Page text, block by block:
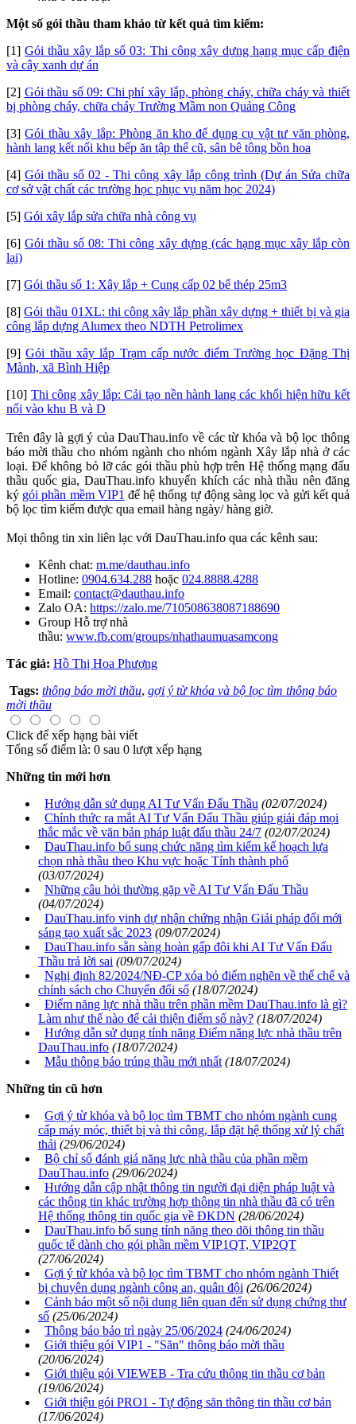
Một số gói thầu tham khảo từ kết quả tìm kiếm:
[1]Gói thầu xây lắp số 03: Thi công xây dựng hạng mục cấp điện
và cây xanh dự án
[2] Gói thầu số 09: Chi phí xây lắp, phòng cháy, chữa cháy và thiết
bị phòng cháy, chữa cháy Trường Mầm non Quảng Công
[3]Gói thầu xây lắp: Phòng ăn kho để dụng cụ vật tư văn phòng,
hành lang kết nối khu bếp ăn tập thể cũ, sân bê tông bồn hoa
[4]Gói thầu số 02 - Thi công xây lắp công trình (Dự án Sửa chữa
cơ sở vật chất các trường học phục vụ năm học 2024)
[5] Gói xây lắp sửa chữa nhà công vụ
[6]Gói thầu số 08: Thi công xây dựng (các hạng mục xây lắp còn
lại)
[7] Gói thầu số 1: Xây lắp + Cung cấp 02 bể thép 25m3
[8]Gói thầu 01XL: thi công xây lắp phần xây dựng + thiết bị và gia
công lắp dựng Alumex theo NDTH Petrolimex
[9]Gói thầu xây lắp Trạm cấp nước điểm Trường học Đặng Thị
Mành, xã Bình Hiệp
[10] Thi công xây lắp: Cải tạo nền hành lang các khối hiện hữu kết
nối vào khu B và D
Trên đây là gợi ý của DauThau.info về các từ khóa và bộ lọc thông
báo mời thầu cho nhóm ngành cho nhóm ngành Xây lắp nhà ở các
loại. Để không bỏ lỡ các gói thầu phù hợp trên Hệ thống mạng đấu
thầu quốc gia, DauThau.info khuyến khích các nhà thầu nên đăng
ký gói phần mềm VIP1 để hệ thống tự động sàng lọc và gửi kết quả
bộ lọc tìm kiếm được qua email hàng ngày/ hàng giờ.
Mọi thông tin xin liên lạc với DauThau.info qua các kênh sau:
Kênh chat: m.me/dauthau.info
Hotline: 0904.634.288 hoặc 024.8888.4288
Email: contact@dauthau.info
Zalo OA: https://zalo.me/710508638087188690
Group Hỗ trợ nhà
thầu: www.fb.com/groups/nhathaumuasamcong
Tác giả: Hồ Thị Hoa Phượng
Tags: thông báo mời thầu, gợi ý từ khóa và bộ lọc tìm thông báo
mời thầu
Click để xếp hạng bài viết
Tổng số điểm là: 0 sau 0 lượt xếp hạng
Những tin mới hơn
Hướng dẫn sử dụng AI Tư Vấn Đấu Thầu (02/07/2024)
Chính thức ra mắt AI Tư Vấn Đấu Thầu giúp giải đáp mọi
thắc mắc về văn bản pháp luật đấu thầu 24/7 (02/07/2024)
DauThau.info bổ sung chức năng tìm kiếm kế hoạch lựa
chọn nhà thầu theo Khu vực hoặc Tỉnh thành phố
(03/07/2024)
Những câu hỏi thường gặp về AI Tư Vấn Đấu Thầu
(04/07/2024)
DauThau.info vinh dự nhận chứng nhận Giải pháp đổi mới
sáng tạo xuất sắc 2023 (09/07/2024)
DauThau.info sẵn sàng hoàn gấp đôi khi AI Tư Vấn Đấu
Thầu trả lời sai (09/07/2024)
Nghị định 82/2024/NĐ-CP xóa bỏ điểm nghẽn về thể chế và
chính sách cho Chuyển đổi số (18/07/2024)
Điểm năng lực nhà thầu trên phần mềm DauThau.info là gì?
Làm như thế nào để cải thiện điểm số này? (18/07/2024)
Hướng dẫn sử dụng tính năng Điểm năng lực nhà thầu trên
DauThau.info (18/07/2024)
Mẫu thông báo trúng thầu mới nhất (18/07/2024)
Những tin cũ hơn
Gợi ý từ khóa và bộ lọc tìm TBMT cho nhóm ngành cung
cấp máy móc, thiết bị và thi công, lắp đặt hệ thống xử lý chất
thải (29/06/2024)
Bộ chỉ số đánh giá năng lực nhà thầu của phần mềm
DauThau.info (29/06/2024)
Hướng dẫn cập nhật thông tin người đại diện pháp luật và
các thông tin khác trường hợp thông tin nhà thầu đã có trên
Hệ thống thông tin quốc gia về ĐKDN (28/06/2024)
DauThau.info bổ sung tính năng theo dõi thông tin thầu
quốc tế dành cho gói phần mềm VIP1QT, VIP2QT
(27/06/2024)
Gợi ý từ khóa và bộ lọc tìm TBMT cho nhóm ngành Thiết
bị chuyên dụng ngành công an, quân đội (26/06/2024)
Cảnh báo một số nội dung liên quan đến sử dụng chứng thư
số (25/06/2024)
Thông báo bảo trì ngày 25/06/2024 (24/06/2024)
Giới thiệu gói VIP1 - "Săn" thông báo mời thầu
(20/06/2024)
Giới thiệu gói VIEWEB - Tra cứu thông tin thầu cơ bản
(19/06/2024)
Giới thiệu gói PRO1 - Tự động săn thông tin thầu cơ bản
(17/06/2024)